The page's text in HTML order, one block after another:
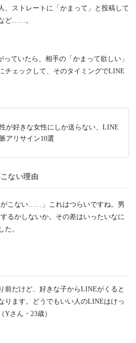
、ストレートに「かまって」と投稿して
ど……。
っていたら、相手の「かまって欲しい」
チェックして、そのタイミングでLINE
が好きな女性にしか送らない、LINE
アリサイン10選
ない理由
がこない……」これはつらいですね。男
るかしないか。その差はいったいなに
た。
前だけど、好きな子からLINEがくると
ります。どうでもいい人のLINEはけっ
Yさん・23歳）